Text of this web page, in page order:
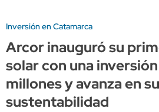
Inversión en Catamarca
Arcor inauguró su
solar con una
millones y avanza en
sustentabilidad